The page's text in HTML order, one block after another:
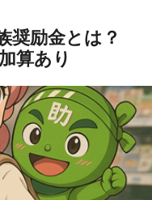
奨励金とは？
算あり